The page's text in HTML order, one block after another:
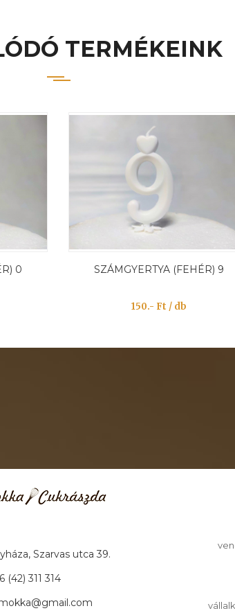
TERMÉKEINK
0 SZÁMGYERTYA (FEHÉR) 9
150.- Ft / db
Szarvas utca 39.
(42) 311 314